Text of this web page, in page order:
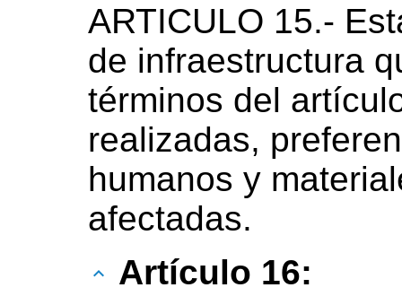
ARTICULO 15.-
de infraestructura
términos del
realizadas,
humanos y
afectadas.
Artículo 16: